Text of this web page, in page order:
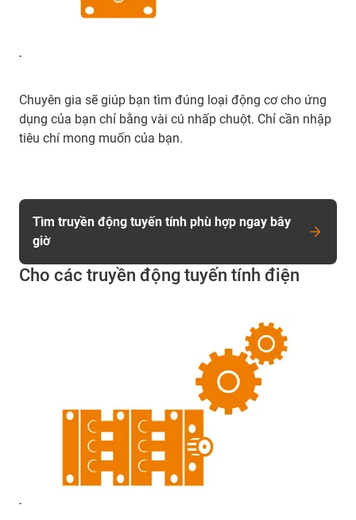
-
Chuyên gia sẽ giúp bạn tìm đúng loại động cơ cho ứng
dụng của bạn chỉ bằng vài cú nhấp chuột. Chỉ cần nhập
tiêu chí mong muốn của bạn.
Cho các truyền động tuyến tính điện
-
Tìm truyền động tuyến tính phù hợp ngay bây
giờ